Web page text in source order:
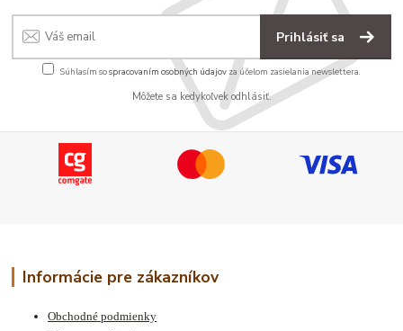
Prihlásiť sa
Súhlasím sospracovaním osobných údajov za účelom zasielania newslettera.
Môžete sa kedykoľvek odhlásiť.
Informácie pre zákazníkov
Obchodné podmienky